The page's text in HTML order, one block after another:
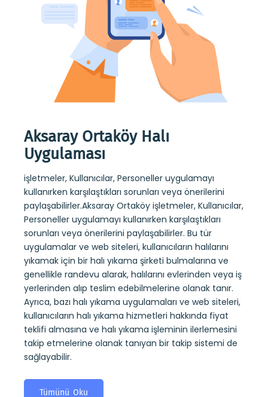
Aksaray Ortaköy Halı
Uygulaması
işletmeler, Kullanıcılar, Personeller uygulamayı
kullanırken karşılaştıkları sorunları veya önerilerini
paylaşabilirler.Aksaray Ortaköy işletmeler, Kullanıcılar,
Personeller uygulamayı kullanırken karşılaştıkları
sorunları veya önerilerini paylaşabilirler. Bu tür
uygulamalar ve web siteleri, kullanıcıların halılarını
yıkamak için bir halı yıkama şirketi bulmalarına ve
genellikle randevu alarak, halılarını evlerinden veya iş
yerlerinden alıp teslim edebilmelerine olanak tanır.
Ayrıca, bazı halı yıkama uygulamaları ve web siteleri,
kullanıcıların halı yıkama hizmetleri hakkında fiyat
teklifi almasına ve halı yıkama işleminin ilerlemesini
takip etmelerine olanak tanıyan bir takip sistemi de
sağlayabilir.
Tümünü Oku